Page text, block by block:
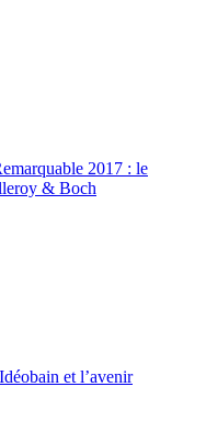
2017 : le
& Boch
et l’avenir